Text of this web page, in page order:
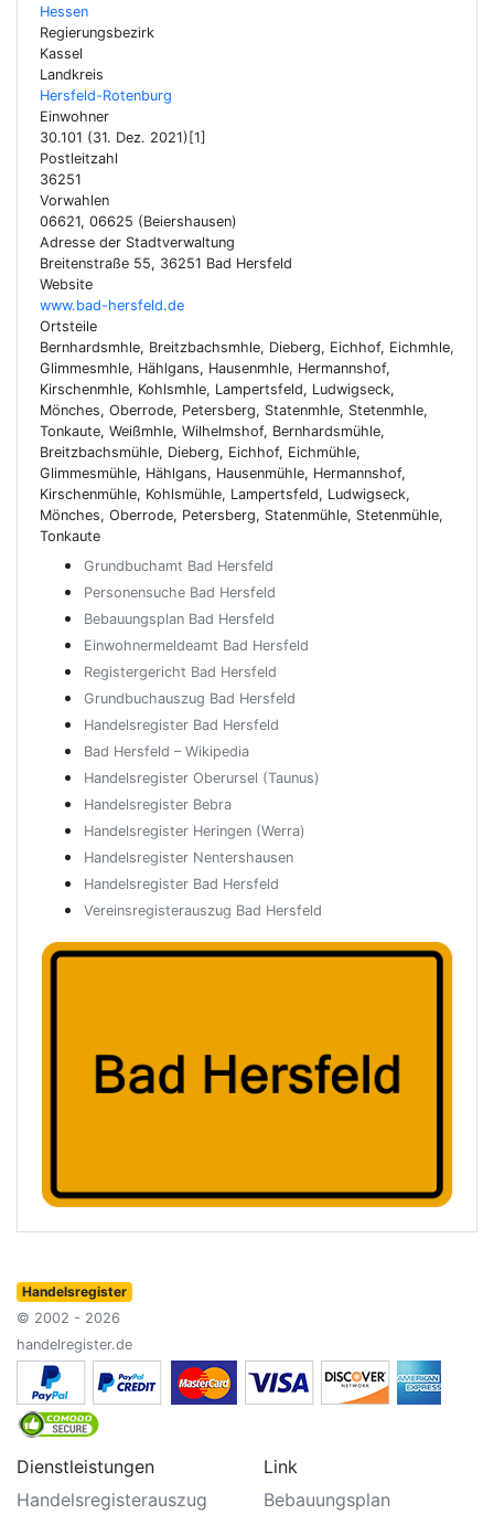
Hessen
Regierungsbezirk
Kassel
Landkreis
Hersfeld-Rotenburg
Einwohner
30.101 (31. Dez. 2021)[1]
Postleitzahl
36251
Vorwahlen
06621, 06625 (Beiershausen)
Adresse der Stadtverwaltung
Breitenstraße 55, 36251 Bad Hersfeld
Website
www.bad-hersfeld.de
Ortsteile
Bernhardsmhle, Breitzbachsmhle, Dieberg, Eichhof, Eichmhle,
Glimmesmhle, Hählgans, Hausenmhle, Hermannshof,
Kirschenmhle, Kohlsmhle, Lampertsfeld, Ludwigseck,
Mönches, Oberrode, Petersberg, Statenmhle, Stetenmhle,
Tonkaute, Weißmhle, Wilhelmshof, Bernhardsmühle,
Breitzbachsmühle, Dieberg, Eichhof, Eichmühle,
Glimmesmühle, Hählgans, Hausenmühle, Hermannshof,
Kirschenmühle, Kohlsmühle, Lampertsfeld, Ludwigseck,
Mönches, Oberrode, Petersberg, Statenmühle, Stetenmühle,
Tonkaute
Grundbuchamt Bad Hersfeld
Personensuche Bad Hersfeld
Bebauungsplan Bad Hersfeld
Einwohnermeldeamt Bad Hersfeld
Registergericht Bad Hersfeld
Grundbuchauszug Bad Hersfeld
Handelsregister Bad Hersfeld
Bad Hersfeld – Wikipedia
Handelsregister Oberursel (Taunus)
Handelsregister Bebra
Handelsregister Heringen (Werra)
Handelsregister Nentershausen
Handelsregister Bad Hersfeld
Vereinsregisterauszug Bad Hersfeld
Handelsregister
© 2002 - 2026
handelregister.de
Dienstleistungen
Handelsregisterauszug
Link
Bebauungsplan